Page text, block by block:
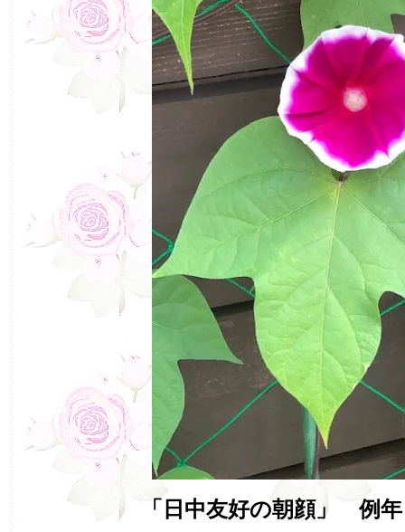
「日中友好の朝顔」 例年